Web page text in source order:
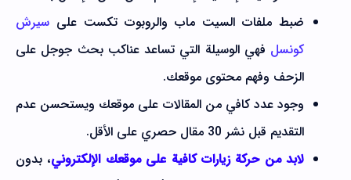
ضبط ملفات السيت ماب والروبوت تكست على سيرش
كونسل فهي الوسيلة التي تساعد عناكب بحث جوجل على
الزحف وفهم محتوى موقعك.
وجود عدد كافي من المقالات على موقعك ويستحسن عدم
التقديم قبل نشر 30 مقال حصري على الأقل.
لابد من حركة زيارات كافية على موقعك الإلكتروني، بدون